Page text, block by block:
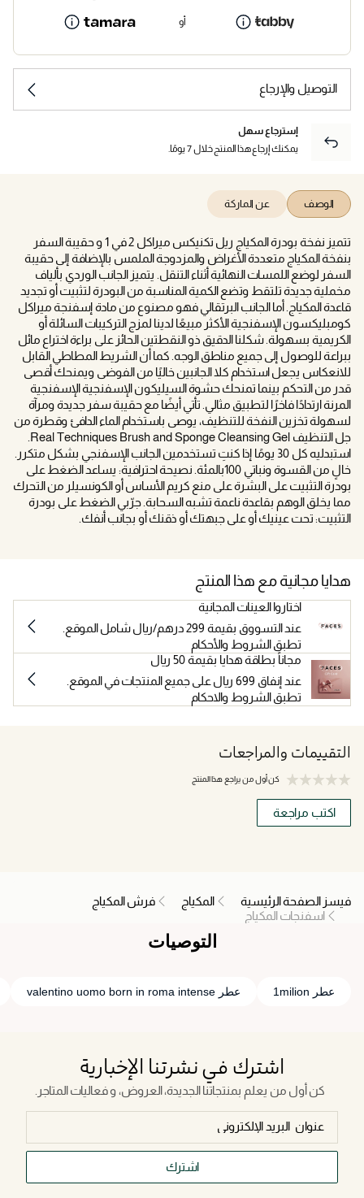
أو
التوصيل والإرجاع
إسترجاع سهل
يمكنك إرجاع هذا المنتج خلال 7 يومًا.
الوصف عن الماركة
تتميز نفخة بودرة المكياج ريل تكنيكس ميراكل 2 في 1 و حقيبة السفر
بنفخة المكياج متعددة الأغراض والمزدوجة الملمس بالإضافة إلى حقيبة
السفر لوضع اللمسات النهائية أثناء التنقل. يتميز الجانب الوردي بألياف
مخملية جديدة تلتقط وتضع الكمية المناسبة من البودرة لتثبيت أو تجديد
قاعدة المكياج. أما الجانب البرتقالي فهو مصنوع من مادة إسفنجة ميراكل
كومبليكسون الإسفنجية الأكثر مبيعًا لدينا لمزج التركيبات السائلة أو
الكريمية بسهولة. شكلنا الدقيق ذو النقطتين الحائز على براءة اختراع مائل
ببراعة للوصول إلى جميع مناطق الوجه. كما أن الشريط المطاطي القابل
للانعكاس يجعل استخدام كلا الجانبين خاليًا من الفوضى ويمنحك أقصى
قدر من التحكم بينما تمنحك حشوة السيليكون الإسفنجية الإسفنجية
المرنة ارتدادًا فاخرًا لتطبيق مثالي. تأتي أيضًا مع حقيبة سفر جديدة ومرآة
لسهولة تخزين النفخة للتنظيف، يوصى باستخدام الماء الدافئ وقطرة من
استبدليه كل 30 يومًا إذا كنتِ تستخدمين الجانب الإسفنجي بشكل متكرر.
خالٍ من القسوة ونباتي 100بالمئة. نصيحة احترافية: يساعد الضغط على
بودرة التثبيت على البشرة على منع كريم الأساس أو الكونسيلر من التحرك
مما يخلق الوهم بقاعدة ناعمة تشبه السحابة. جرّبي الضغط على بودرة
التثبيت: تحت عينيك أو على جبهتك أو ذقنك أو بجانب أنفك.
هدايا مجانية مع هذا المنتج
اختاروا العينات المجانية
عند التسووق بقيمة 299 درهم/ريال شامل الموقع.
تطبق الشروط والأحكام
مجاناً بطاقة هدايا بقيمة 50 ريال
عند إنفاق 699 ريال على جميع المنتجات في الموقع.
تطبق الشروط والاحكام
التقييمات والمراجعات
كن أول من يراجع هذا المنتج
اكتب مراجعة
فيسز الصفحة الرئيسية المكياج
فرش المكياج
اسفنجات المكياج
التوصيات
عطر 1milion عطر valentino uomo born in roma intense
اشترك في نشرتنا الإخبارية
كن أول من يعلم بمنتجاتنا الجديدة، العروض، و فعاليات المتاجر.
اشترك